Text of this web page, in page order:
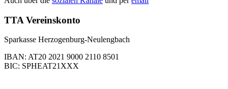
TTA Vereinskonto
Sparkasse Herzogenburg-Neulengbach
IBAN: AT20 2021 9000 2110 8501
BIC: SPHEAT21XXX